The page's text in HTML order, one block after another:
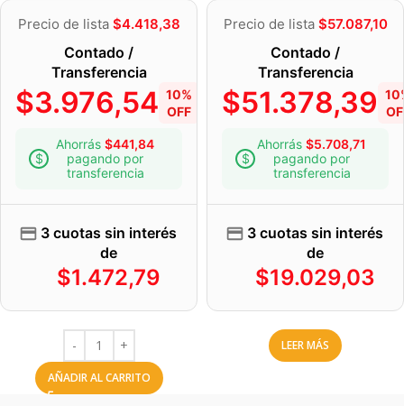
Precio de lista $4.418,38
Contado /
Transferencia
$3.976,54 10%
OFF
Ahorrás $441,84
pagando por
transferencia
3 cuotas sin interés
de
$1.472,79
AÑADIR AL CARRITO
Precio de lista $57.087,10
Contado /
Transferencia
$51.378,39
Ahorrás $5.708,71
pagando por
transferencia
3 cuotas sin interés
de
$19.029,03
LEER MÁS